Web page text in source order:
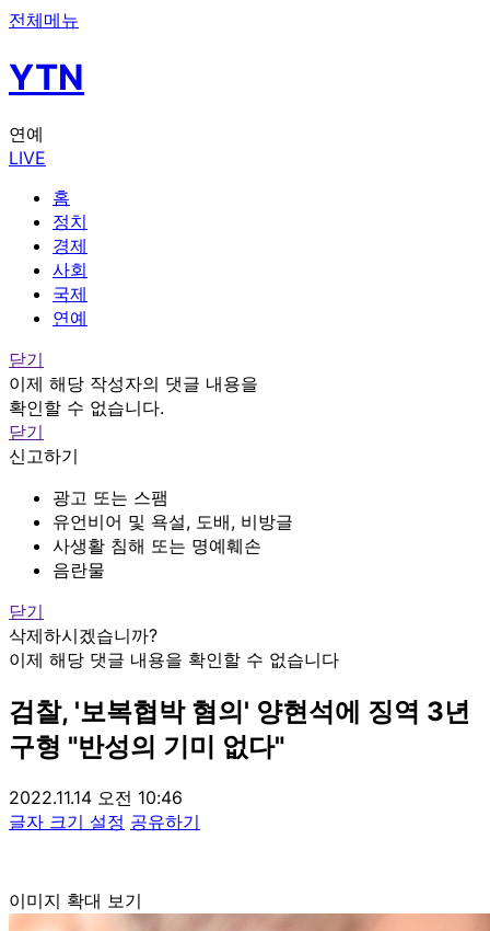
전체메뉴
YTN
연예
LIVE
홈
정치
경제
사회
국제
연예
닫기
이제 해당 작성자의 댓글 내용을
확인할 수 없습니다.
닫기
신고하기
광고 또는 스팸
유언비어 및 욕설, 도배, 비방글
사생활 침해 또는 명예훼손
음란물
닫기
삭제하시겠습니까?
이제 해당 댓글 내용을 확인할 수 없습니다
검찰, '보복협박 혐의' 양현석에 징역 3년
구형 "반성의 기미 없다"
2022.11.14 오전 10:46
글자 크기 설정 공유하기
이미지 확대 보기